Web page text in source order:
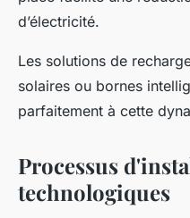
d’électricité.
Les solutions de
solaires ou bornes
parfaitement à cette
Processus
technologiques